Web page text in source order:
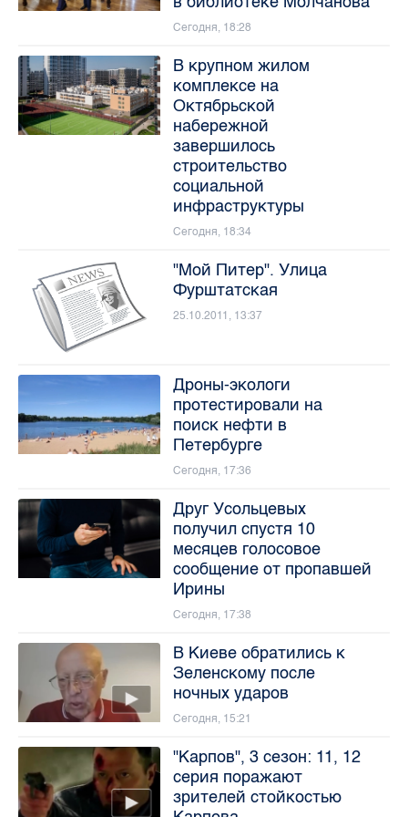
Сегодня, 18:28
В крупном жилом
комплексе на
Октябрьской
набережной
завершилось
строительство
социальной
инфраструктуры
Сегодня, 18:34
"Мой Питер". Улица
Фурштатская
25.10.2011, 13:37
Дроны-экологи
протестировали на
поиск нефти в
Петербурге
Сегодня, 17:36
Друг Усольцевых
получил спустя 10
месяцев голосовое
сообщение от пропавшей
Ирины
Сегодня, 17:38
В Киеве обратились к
Зеленскому после
ночных ударов
Сегодня, 15:21
"Карпов", 3 сезон: 11, 12
серия поражают
зрителей стойкостью